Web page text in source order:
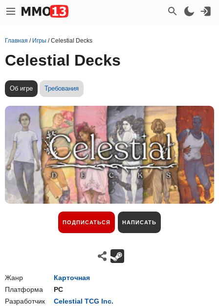
Главная / Игры /Celestial Decks
Celestial Decks
Об игре Требования
ПОДПИСАТЬСЯ НАПИСАТЬ
Жанр
Карточная
Платформа
PC
Разработчик
Celestial TCG Inc.